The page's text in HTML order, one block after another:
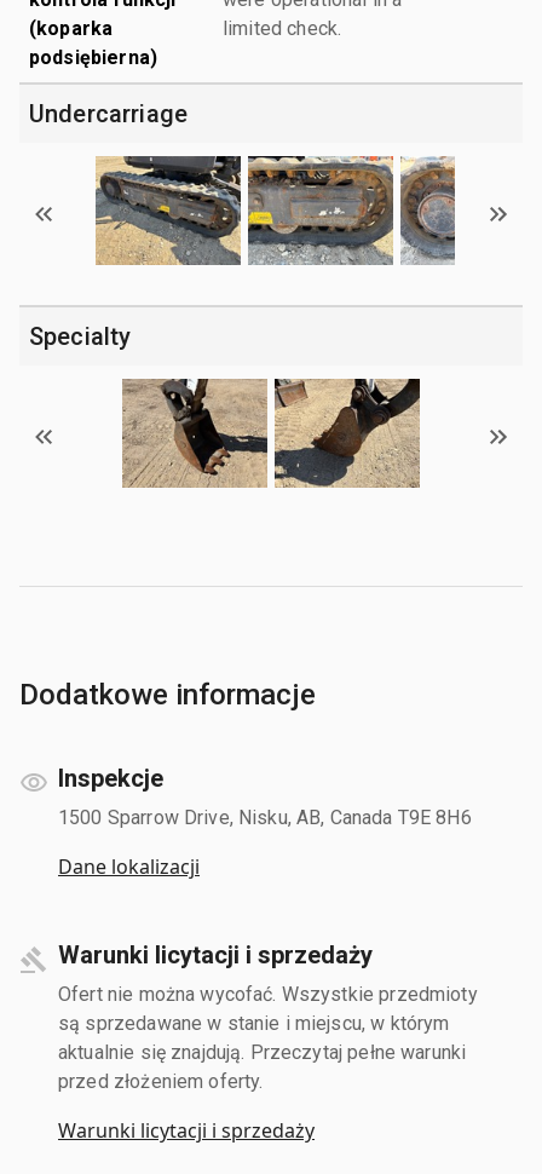
(koparka
podsiębierna)
limited check.
Undercarriage
Specialty
Dodatkowe informacje
Inspekcje
1500 Sparrow Drive, Nisku, AB, Canada T9E 8H6
Dane lokalizacji
Warunki licytacji i sprzedaży
Ofert nie można wycofać. Wszystkie przedmioty
są sprzedawane w stanie i miejscu, w którym
aktualnie się znajdują. Przeczytaj pełne warunki
przed złożeniem oferty.
Warunki licytacji i sprzedaży